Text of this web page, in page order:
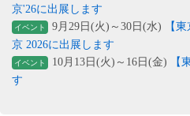
京'26に出展します
イベント 9月29日(火)～30日(水)
【
京 2026に出展します
イベント 10月13日(火)～16日(金)
【
す